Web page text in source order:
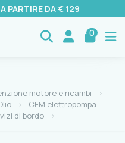
PARTIRE DA € 129
0
motore e ricambi
CEM elettropompa
di bordo